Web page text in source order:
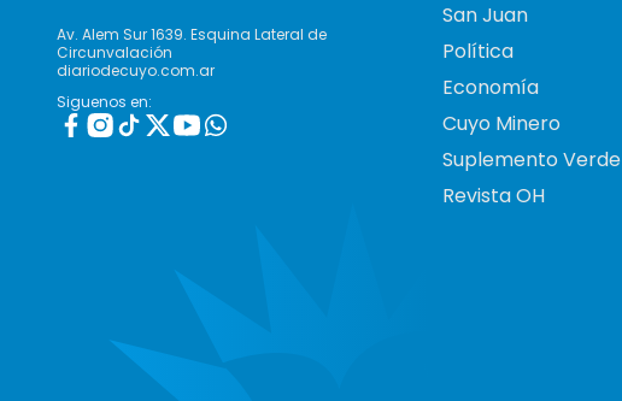
Av. Alem Sur 1639. Esquina Lateral de
Circunvalación
diariodecuyo.com.ar
Siguenos en:
San Juan
Política
Economía
Cuyo Minero
Suplemento Verde
Revista OH